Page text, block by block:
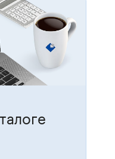
заказов